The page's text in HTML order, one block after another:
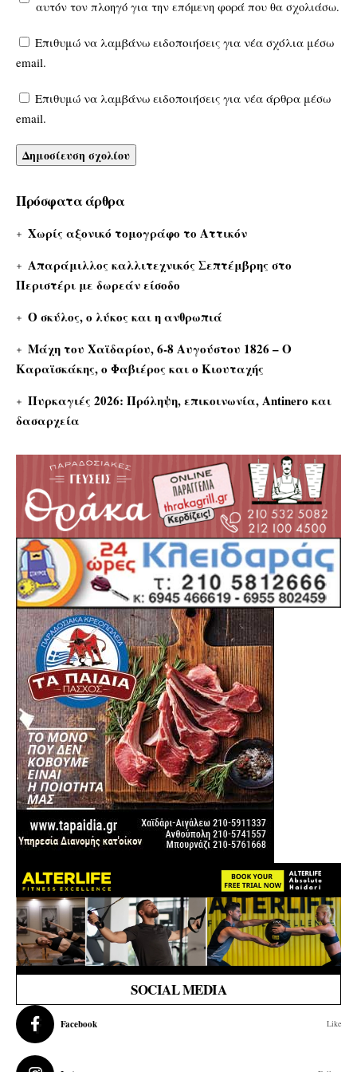
αυτόν τον πλοηγό για την επόμενη φορά που θα σχολιάσω.
Επιθυμώ να λαμβάνω ειδοποιήσεις για νέα σχόλια μέσω
email.
Επιθυμώ να λαμβάνω ειδοποιήσεις για νέα άρθρα μέσω
email.
Πρόσφατα άρθρα
Χωρίς αξονικό τομογράφο το Αττικόν
Απαράμιλλος καλλιτεχνικός Σεπτέμβρης στο
Περιστέρι με δωρεάν είσοδο
Ο σκύλος, ο λύκος και η ανθρωπιά
Μάχη του Χαϊδαρίου, 6-8 Αυγούστου 1826 – Ο
Καραϊσκάκης, ο Φαβιέρος και ο Κιουταχής
Πυρκαγιές 2026: Πρόληψη, επικοινωνία, Antinero και
δασαρχεία
SOCIAL MEDIA
Facebook Like